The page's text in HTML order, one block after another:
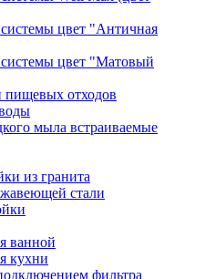
цвет "Античная
цвет "Матовый
пищевых отходов
мыла встраиваемые
из гранита
стали
ванной
кухни
фильтра